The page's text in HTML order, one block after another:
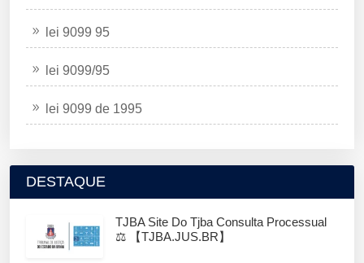
lei 9099 95
lei 9099/95
lei 9099 de 1995
DESTAQUE
TJBA Site Do Tjba Consulta Processual
⚖️ 【TJBA.JUS.BR】